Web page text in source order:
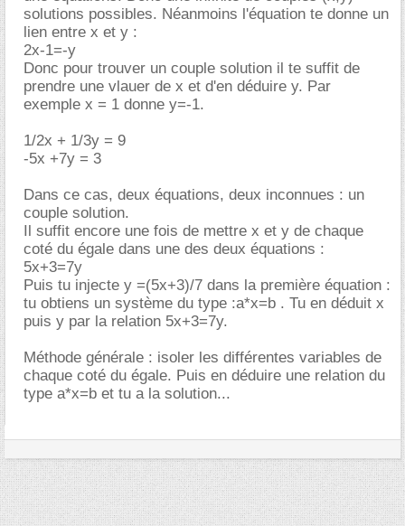
solutions possibles. Néanmoins l'équation te donne un
lien entre x et y :
2x-1=-y
Donc pour trouver un couple solution il te suffit de
prendre une vlauer de x et d'en déduire y. Par
exemple x = 1 donne y=-1.
1/2x + 1/3y = 9
-5x +7y = 3
Dans ce cas, deux équations, deux inconnues : un
couple solution.
Il suffit encore une fois de mettre x et y de chaque
coté du égale dans une des deux équations :
5x+3=7y
Puis tu injecte y =(5x+3)/7 dans la première équation :
tu obtiens un système du type :a*x=b . Tu en déduit x
puis y par la relation 5x+3=7y.
Méthode générale : isoler les différentes variables de
chaque coté du égale. Puis en déduire une relation du
type a*x=b et tu a la solution...